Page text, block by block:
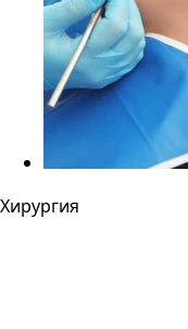
Хирургия